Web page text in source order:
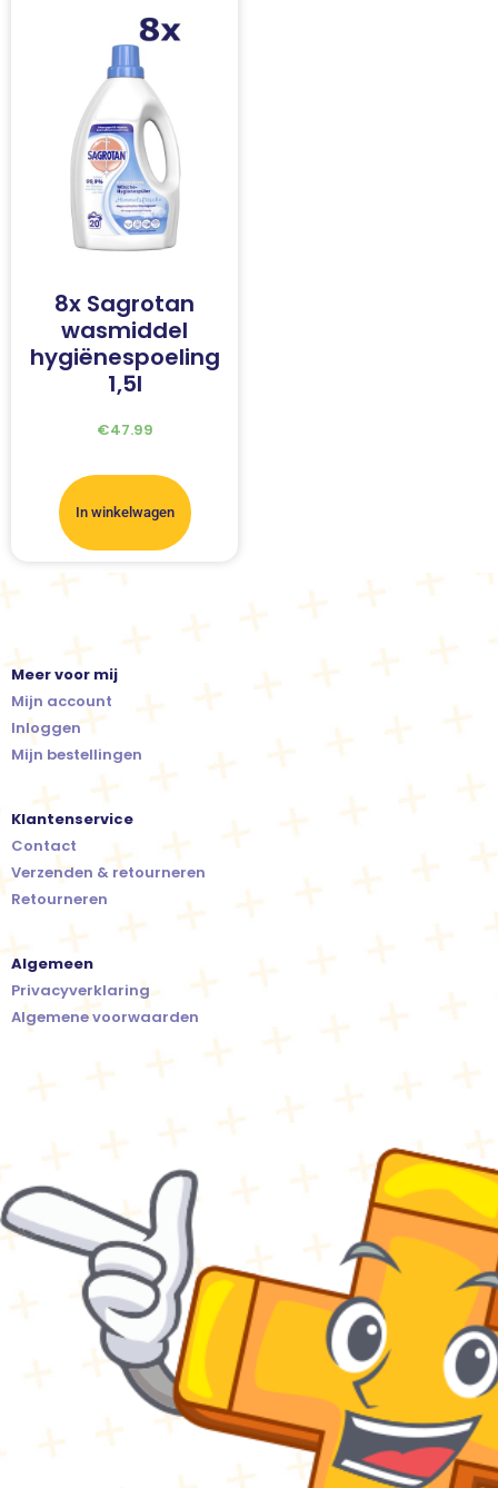
8x Sagrotan
wasmiddel
hygiënespoeling
1,5l
€47.99
In winkelwagen
Meer voor mij
Mijn account
Inloggen
Mijn bestellingen
Klantenservice
Contact
Verzenden & retourneren
Retourneren
Algemeen
Privacyverklaring
Algemene voorwaarden